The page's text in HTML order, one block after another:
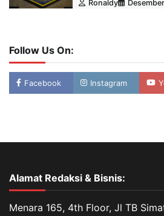
Ronaldy
Follow Us On:
Facebook Instagram
Alamat Redaksi & Bisnis:
Menara 165, 4th Floor, Jl TB